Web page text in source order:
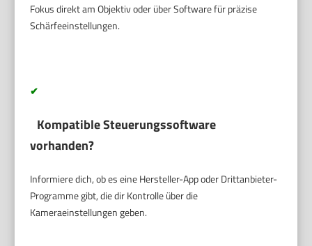
Fokus direkt am Objektiv oder über Software für präzise
Schärfeeinstellungen.
✔
Kompatible Steuerungssoftware
vorhanden?
Informiere dich, ob es eine Hersteller-App oder Drittanbieter-
Programme gibt, die dir Kontrolle über die
Kameraeinstellungen geben.